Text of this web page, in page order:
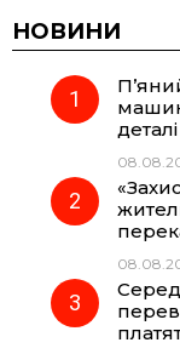
c
e
o
k
НОВИНИ